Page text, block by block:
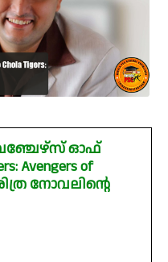
ഓഫ്
Avengers of
നോവലിൻ്റെ